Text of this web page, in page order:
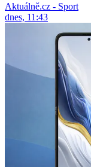
Aktuálně.cz - Sport
dnes, 11:43